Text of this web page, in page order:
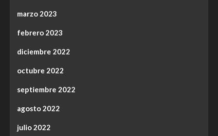
marzo 2023
febrero 2023
diciembre 2022
octubre 2022
septiembre 2022
agosto 2022
julio 2022